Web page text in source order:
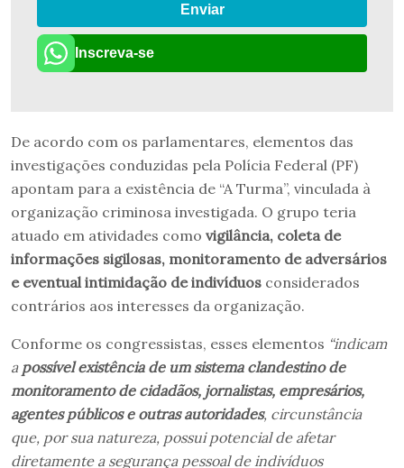
Enviar
Inscreva-se
De acordo com os parlamentares, elementos das
investigações conduzidas pela Polícia Federal (PF)
apontam para a existência de “A Turma”, vinculada à
organização criminosa investigada. O grupo teria
atuado em atividades como vigilância, coleta de
informações sigilosas, monitoramento de adversários
e eventual intimidação de indivíduos considerados
contrários aos interesses da organização.
Conforme os congressistas, esses elementos “indicam
a possível existência de um sistema clandestino de
monitoramento de cidadãos, jornalistas, empresários,
agentes públicos e outras autoridades, circunstância
que, por sua natureza, possui potencial de afetar
diretamente a segurança pessoal de indivíduos